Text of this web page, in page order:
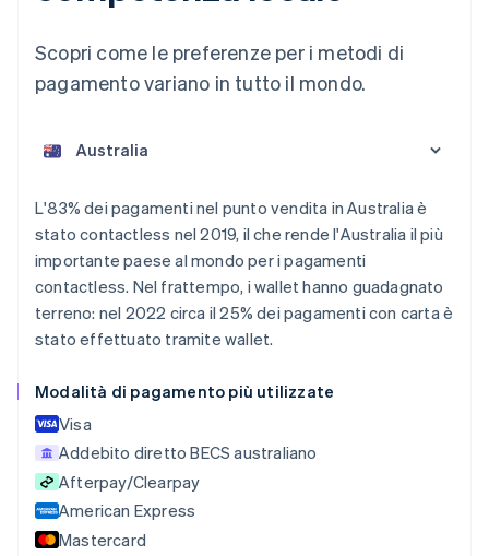
Scopri come le preferenze per i metodi di
pagamento variano in tutto il mondo.
L'83% dei pagamenti nel punto vendita in Australia è
stato contactless nel 2019, il che rende l'Australia il più
importante paese al mondo per i pagamenti
contactless. Nel frattempo, i wallet hanno guadagnato
terreno: nel 2022 circa il 25% dei pagamenti con carta è
stato effettuato tramite wallet.
Modalità di pagamento più utilizzate
Visa
Addebito diretto BECS australiano
Afterpay/Clearpay
American Express
Mastercard
Australia
English
Austria
DeutschEnglish
Belgio
English
Brasile
Bulgaria
English
Canada
EnglishFrançais
Cina continentale
简体中文 English
English